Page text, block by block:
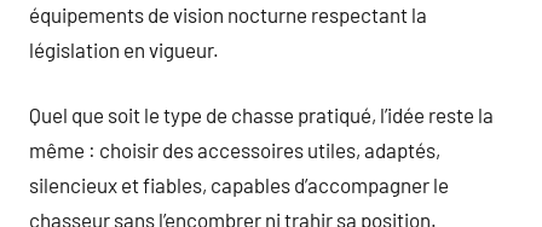
équipements de vision nocturne respectant la
législation en vigueur.
Quel que soit le type de chasse pratiqué, l’idée reste la
même : choisir des accessoires utiles, adaptés,
silencieux et fiables, capables d’accompagner le
chasseur sans l’encombrer ni trahir sa position.